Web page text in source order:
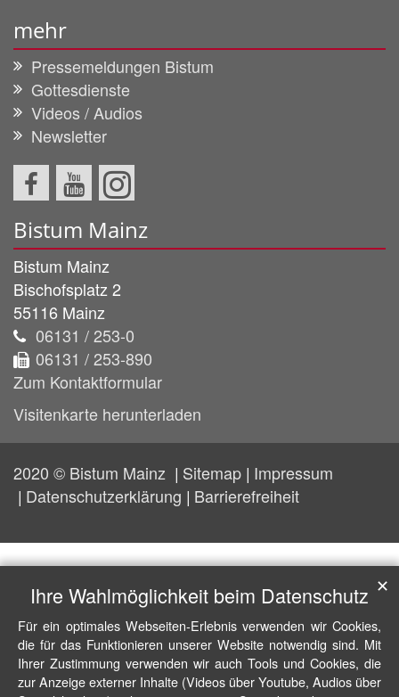
mehr
Pressemeldungen Bistum
Gottesdienste
Videos / Audios
Newsletter
Bistum Mainz
Bistum Mainz
Bischofsplatz 2
55116 Mainz
06131 / 253-0
06131 / 253-890
Zum Kontaktformular
Visitenkarte herunterladen
2020 © Bistum Mainz Sitemap Impressum
Datenschutzerklärung
Barrierefreiheit
Ihre Wahlmöglichkeit beim Datenschutz
Für ein optimales Webseiten-Erlebnis verwenden wir Cookies,
die für das Funktionieren unserer Website notwendig sind. Mit
Ihrer Zustimmung verwenden wir auch Tools und Cookies, die
zur Anzeige externer Inhalte (Videos über Youtube, Audios über
✕